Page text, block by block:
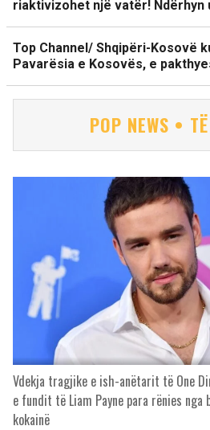
riaktivizohet një vatër!
Top Channel/ Shqipëri-Kosovë
Pavarësia e Kosovës, e
POP NEWS •
Vdekja tragjike e ish-anëtarit të One
e fundit të Liam Payne para rënies nga
kokainë